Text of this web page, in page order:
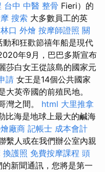
台中 中醫 整骨 Fieri）的
搜索 大多數員工的英
林口 外燴 按摩師證照 關
動和狂歡節禧年船是現代
年9月，巴巴多斯宣布
莎白女王從該島的國家元
請 女王是14個公共國家
英帝國的前殖民地。
灣之間。 html 大里推拿
比海是地球上最大的鹹海
廠商 記帳士 成本會計
繫人或在我們辦公室內親
換護照 免費按摩課程 頭
的新聞通訊，您將是第一